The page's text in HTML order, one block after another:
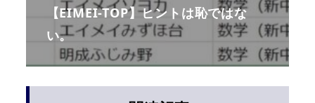
【EIMEI-TOP】ヒントは恥ではな
い。